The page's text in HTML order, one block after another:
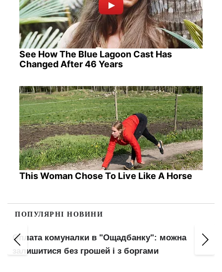
See How The Blue Lagoon Cast Has
Changed After 46 Years
This Woman Chose To Live Like A Horse
ПОПУЛЯРНІ НОВИНИ
Оплата комуналки в "Ощадбанку": можна
залишитися без грошей і з боргами